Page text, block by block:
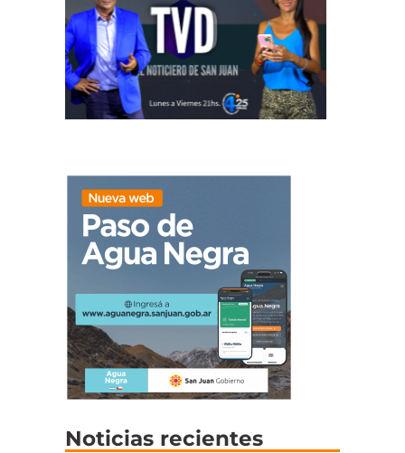
Noticias recientes